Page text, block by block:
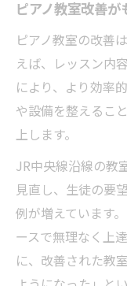
ピアノ教室改善
ピアノ教室の改善
えば、レッスン内
により、より効率
や設備を整えるこ
上します。
JR中央線沿線の教
見直し、生徒の要
例が増えています
ースで無理なく上
に、改善された教